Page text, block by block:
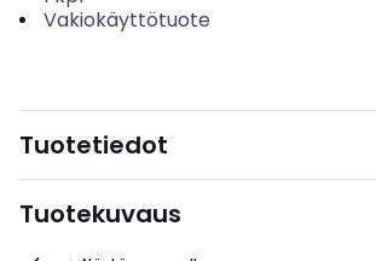
Vakiokäyttötuote
Tuotetiedot
Tuotekuvaus